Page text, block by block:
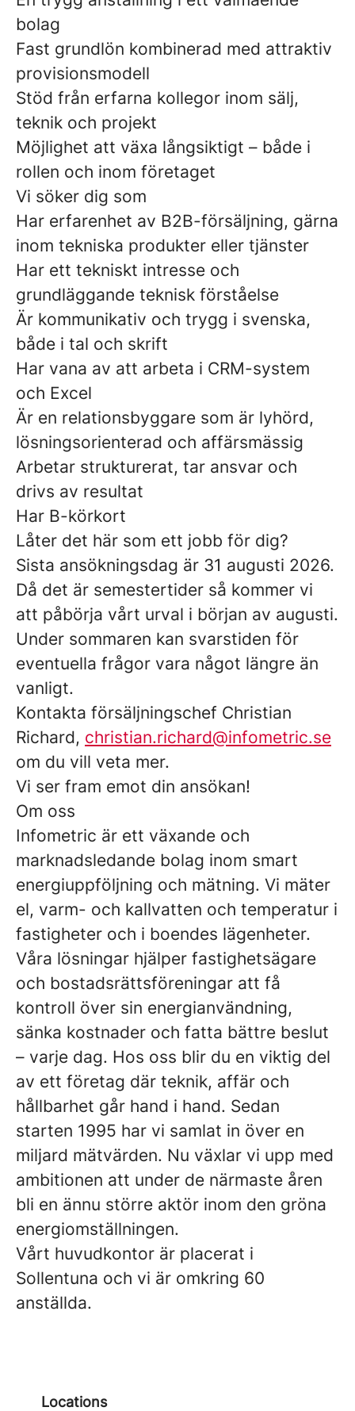
bolag
Fast grundlön kombinerad med attraktiv
provisionsmodell
Stöd från erfarna kollegor inom sälj,
teknik och projekt
Möjlighet att växa långsiktigt – både i
rollen och inom företaget
Vi söker dig som
Har erfarenhet av B2B-försäljning, gärna
inom tekniska produkter eller tjänster
Har ett tekniskt intresse och
grundläggande teknisk förståelse
Är kommunikativ och trygg i svenska,
både i tal och skrift
Har vana av att arbeta i CRM-system
och Excel
Är en relationsbyggare som är lyhörd,
lösningsorienterad och affärsmässig
Arbetar strukturerat, tar ansvar och
drivs av resultat
Har B-körkort
Låter det här som ett jobb för dig?
Sista ansökningsdag är 31 augusti 2026.
Då det är semestertider så kommer vi
att påbörja vårt urval i början av augusti.
Under sommaren kan svarstiden för
eventuella frågor vara något längre än
vanligt.
Kontakta försäljningschef Christian
Richard, christian.richard@infometric.se
om du vill veta mer.
Vi ser fram emot din ansökan!
Om oss
Infometric är ett växande och
marknadsledande bolag inom smart
energiuppföljning och mätning. Vi mäter
el, varm- och kallvatten och temperatur i
fastigheter och i boendes lägenheter.
Våra lösningar hjälper fastighetsägare
och bostadsrättsföreningar att få
kontroll över sin energianvändning,
sänka kostnader och fatta bättre beslut
– varje dag. Hos oss blir du en viktig del
av ett företag där teknik, affär och
hållbarhet går hand i hand. Sedan
starten 1995 har vi samlat in över en
miljard mätvärden. Nu växlar vi upp med
ambitionen att under de närmaste åren
bli en ännu större aktör inom den gröna
energiomställningen.
Vårt huvudkontor är placerat i
Sollentuna och vi är omkring 60
anställda.
Locations